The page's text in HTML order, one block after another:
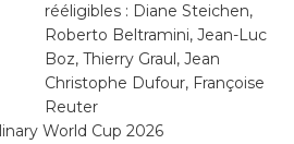
rééligibles : Diane Steichen,
Roberto Beltramini, Jean-Luc
Boz, Thierry Graul, Jean
Christophe Dufour, Françoise
Reuter
World Cup 2026